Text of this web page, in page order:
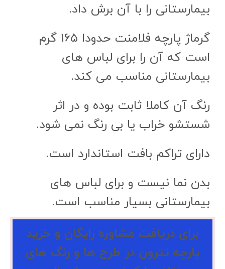
بیمارستانی را با آن برش داد.
گرماژ پارچه فلامنت حدودا ۱۶۵ گرم
است که آن را برای لباس های
بیمارستانی مناسب می کند.
رنگ آن کاملا ثابت بوده و در اثر
شستشو خراب یا بی رنگ نمی شود.
دارای تراکم بافت استاندارد است.
بدن نما نیست و برای لباس های
بیمارستانی بسیار مناسب است.
برای دریافت مشاوره رایگان و خرید
پارچه تترون در طرح ها و رنگ های